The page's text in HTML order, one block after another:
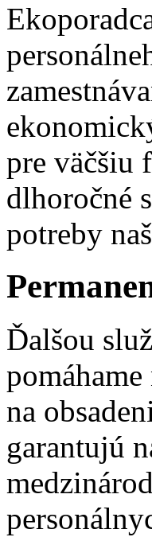
pre väčšiu
dlhoročné
potreby
Ďalšou
na
garantujú